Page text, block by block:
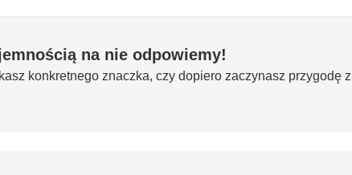
na nie odpowiemy!
konkretnego znaczka, czy dopiero zaczynasz przygodę z